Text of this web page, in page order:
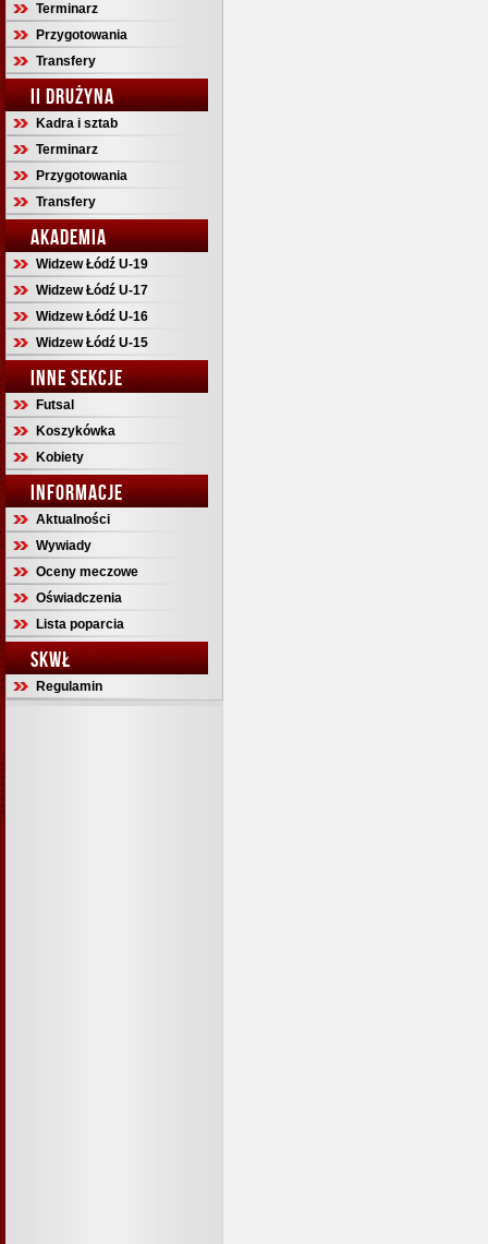
Terminarz
Przygotowania
Transfery
II DRUŻYNA
Kadra i sztab
Terminarz
Przygotowania
Transfery
AKADEMIA
Widzew Łódź U-19
Widzew Łódź U-17
Widzew Łódź U-16
Widzew Łódź U-15
INNE SEKCJE
Futsal
Koszykówka
Kobiety
INFORMACJE
Aktualności
Wywiady
Oceny meczowe
Oświadczenia
Lista poparcia
SKWŁ
Regulamin